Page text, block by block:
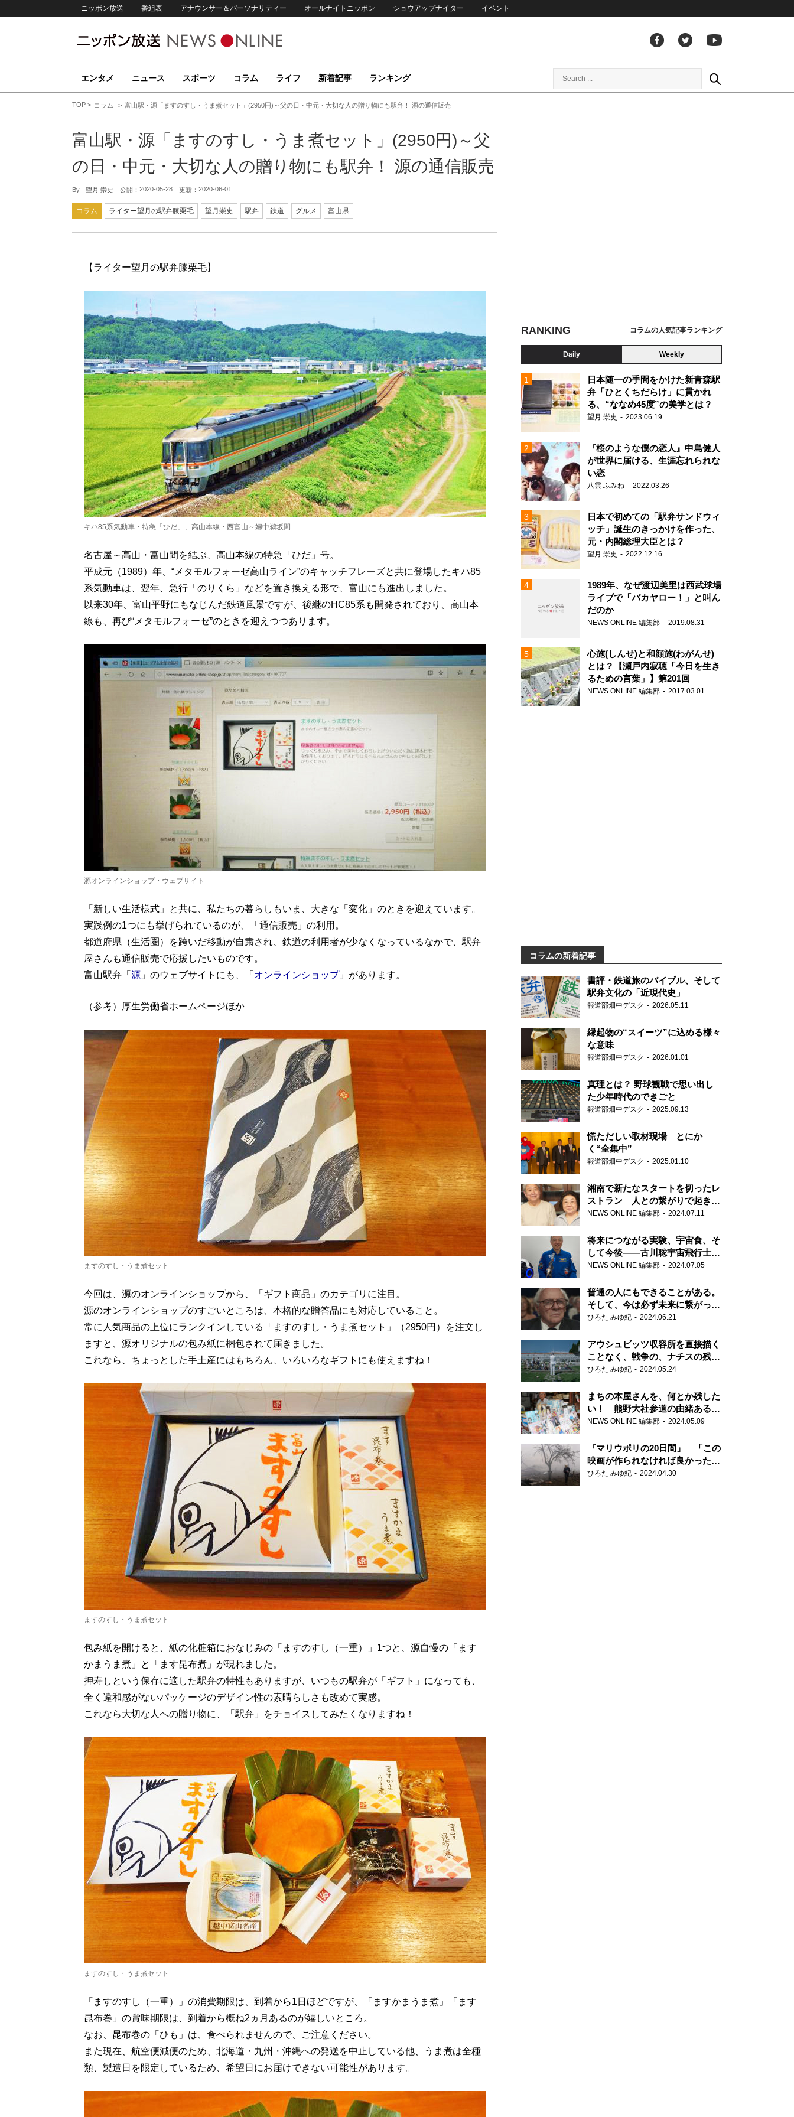
ニッポン放送 番組表 アナウンサー＆パーソナリティー オールナイトニッポン ショウアップナイター イベント
エンタメ ニュース スポーツ コラム ライフ 新着記事 ランキング
TOP コラム 富山駅・源「ますのすし・うま煮セット」(2950円)～父の日・中元・大切な人の贈り物にも駅弁！ 源の通信販売
富山駅・源「ますのすし・うま煮セット」(2950円)～父
の日・中元・大切な人の贈り物にも駅弁！ 源の通信販売
By - 望月 崇史 公開： 2020-05-28 更新： 2020-06-01
コラム ライター望月の駅弁膝栗毛 望月崇史 駅弁 鉄道 グルメ 富山県
【ライター望月の駅弁膝栗毛】
キハ85系気動車・特急「ひだ」、高山本線・西富山～婦中鵜坂間
名古屋～高山・富山間を結ぶ、高山本線の特急「ひだ」号。
平成元（1989）年、“メタモルフォーゼ高山ライン”のキャッチフレーズと共に登場したキハ85
系気動車は、翌年、急行「のりくら」などを置き換える形で、富山にも進出しました。
以来30年、富山平野にもなじんだ鉄道風景ですが、後継のHC85系も開発されており、高山本
線も、再び“メタモルフォーゼ”のときを迎えつつあります。
源オンラインショップ・ウェブサイト
「新しい生活様式」と共に、私たちの暮らしもいま、大きな「変化」のときを迎えています。
実践例の1つにも挙げられているのが、「通信販売」の利用。
都道府県（生活圏）を跨いだ移動が自粛され、鉄道の利用者が少なくなっているなかで、駅弁
屋さんも通信販売で応援したいものです。
富山駅弁「 源 」のウェブサイトにも、「 オンラインショップ」があります。
（参考）厚生労働省ホームページほか
ますのすし・うま煮セット
今回は、源のオンラインショップから、「ギフト商品」のカテゴリに注目。
源のオンラインショップのすごいところは、本格的な贈答品にも対応していること。
常に人気商品の上位にランクインしている「ますのすし・うま煮セット」（2950円）を注文し
ますと、源オリジナルの包み紙に梱包されて届きました。
これなら、ちょっとした手土産にはもちろん、いろいろなギフトにも使えますね！
ますのすし・うま煮セット
包み紙を開けると、紙の化粧箱におなじみの「ますのすし（一重）」1つと、源自慢の「ます
かまうま煮」と「ます昆布煮」が現れました。
押寿しという保存に適した駅弁の特性もありますが、いつもの駅弁が「ギフト」になっても、
全く違和感がないパッケージのデザイン性の素晴らしさも改めて実感。
これなら大切な人への贈り物に、「駅弁」をチョイスしてみたくなりますね！
ますのすし・うま煮セット
「ますのすし（一重）」の消費期限は、到着から1日ほどですが、「ますかまうま煮」「ます
昆布巻」の賞味期限は、到着から概ね2ヵ月あるのが嬉しいところ。
なお、昆布巻の「ひも」は、食べられませんので、ご注意ください。
また現在、航空便減便のため、北海道・九州・沖縄への発送を中止している他、うま煮は全種
類、製造日を限定しているため、希望日にお届けできない可能性があります。
RANKING コラムの人気記事ランキング
Daily Weekly
日本随一の手間をかけた新青森駅
弁「ひとくちだらけ」に貫かれ
る、“ななめ45度”の美学とは？
望月 崇史 2023.06.19
『桜のような僕の恋人』中島健人
が世界に届ける、生涯忘れられな
い恋
八雲 ふみね 2022.03.26
日本で初めての「駅弁サンドウィ
ッチ」誕生のきっかけを作った、
元・内閣総理大臣とは？
望月 崇史 2022.12.16
1989年、なぜ渡辺美里は西武球場
ライブで「バカヤロー！」と叫ん
だのか
NEWS ONLINE 編集部 2019.08.31
心施(しんせ)と和顔施(わがんせ)
とは？【瀬戸内寂聴「今日を生き
るための言葉」】第201回
NEWS ONLINE 編集部 2017.03.01
コラムの新着記事
書評・鉄道旅のバイブル、そして
駅弁文化の「近現代史」
報道部畑中デスク 2026.05.11
縁起物の“スイーツ”に込める様々
な意味
報道部畑中デスク 2026.01.01
真理とは？ 野球観戦で思い出し
た少年時代のできごと
報道部畑中デスク 2025.09.13
慌ただしい取材現場 とにか
く“全集中”
報道部畑中デスク 2025.01.10
湘南で新たなスタートを切ったレ
ストラン 人との繋がりで起きた
奇跡
NEWS ONLINE 編集部 2024.07.11
将来につながる実験、宇宙食、そ
して今後――古川聡宇宙飛行士単
独インタビュー
NEWS ONLINE 編集部 2024.07.05
普通の人にもできることがある。
そして、今は必ず未来に繋がって
いく……『ONE LIFE 奇跡が繋い
ひろた みゆ紀 2024.06.21
アウシュビッツ収容所を直接描く
ことなく、戦争の、ナチスの残虐
さが見える映画 『関心領域』
ひろた みゆ紀 2024.05.24
まちの本屋さんを、何とか残した
い！ 熊野大社参道の由緒ある書
店・三代目の強い思い
NEWS ONLINE 編集部 2024.05.09
『マリウポリの20日間』 「この
映画が作られなければ良かった」
と語る監督
ひろた みゆ紀 2024.04.30